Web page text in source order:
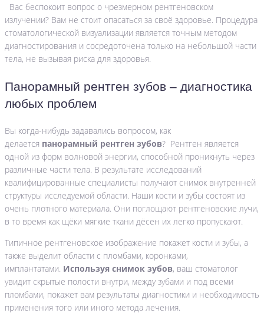
Вас беспокоит вопрос о чрезмерном рентгеновском
излучении? Вам не стоит опасаться за своё здоровье. Процедура
стоматологической визуализации является точным методом
диагностирования и сосредоточена только на небольшой части
тела, не вызывая риска для здоровья.
Панорамный рентген зубов – диагностика
любых проблем
Вы когда-нибудь задавались вопросом, как
делается панорамный рентген зубов? Рентген является
одной из форм волновой энергии, способной проникнуть через
различные части тела. В результате исследований
квалифицированные специалисты получают снимок внутренней
структуры исследуемой области. Наши кости и зубы состоят из
очень плотного материала. Они поглощают рентгеновские лучи,
в то время как щёки мягкие ткани дёсен их легко пропускают.
Типичное рентгеновское изображение покажет кости и зубы, а
также выделит области с пломбами, коронками,
имплантатами. Используя снимок зубов, ваш стоматолог
увидит скрытые полости внутри, между зубами и под всеми
пломбами, покажет вам результаты диагностики и необходимость
применения того или иного метода лечения.